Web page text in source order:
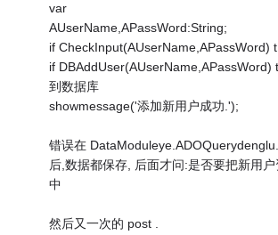
var
AUserName,APassWord:String;
if CheckInput(AUserName,APassWord)
if DBAddUser(AUserName,APassWord)
到数据库
showmessage('添加新用户成功.');
错误在
后,数据都保存, 后面才问:是否要把新用
中
然后又一次的 post .